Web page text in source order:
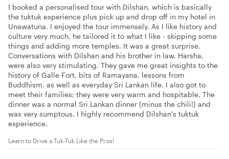
I booked a personalised tour with Dilshan, which is basically
the tuktuk experience plus pick up and drop off in my hotel in
Unawatuna. I enjoyed the tour immensely. As I like history and
culture very much, he tailored it to what I like - skipping some
things and adding more temples. It was a great surprise.
Conversations with Dilshan and his brother in law, Harsha,
were also very stimulating. They gave me great insights to the
history of Galle Fort, bits of Ramayana, lessons from
Buddhism, as well as everyday Sri Lankan life. I also got to
meet their families; they were very warm and hospitable. The
dinner was a normal Sri Lankan dinner (minus the chili!) and
was very sumptous. I highly recommend Dilshan's tuktuk
experience.
Learn to Drive a Tuk-Tuk Like the Pros!